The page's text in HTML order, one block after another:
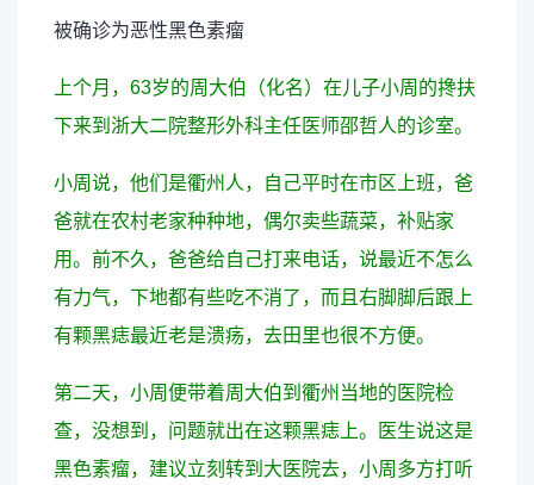
被确诊为恶性黑色素瘤
上个月，63岁的周大伯（化名）在儿子小周的搀扶
下来到浙大二院整形外科主任医师邵哲人的诊室。
小周说，他们是衢州人，自己平时在市区上班，爸
爸就在农村老家种种地，偶尔卖些蔬菜，补贴家
用。前不久，爸爸给自己打来电话，说最近不怎么
有力气，下地都有些吃不消了，而且右脚脚后跟上
有颗黑痣最近老是溃疡，去田里也很不方便。
第二天，小周便带着周大伯到衢州当地的医院检
查，没想到，问题就出在这颗黑痣上。医生说这是
黑色素瘤，建议立刻转到大医院去，小周多方打听